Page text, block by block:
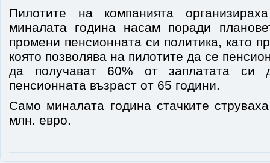
Пилотите на компанията
миналата година насам поради
промени пенсионната си политика, като
която позволява на пилотите да се
да получават 60% от заплатата си
пенсионната възраст от 65 години.
Само миналата година стачките
млн. евро.